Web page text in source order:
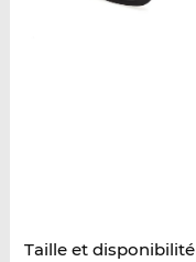
Taille et disponibilité